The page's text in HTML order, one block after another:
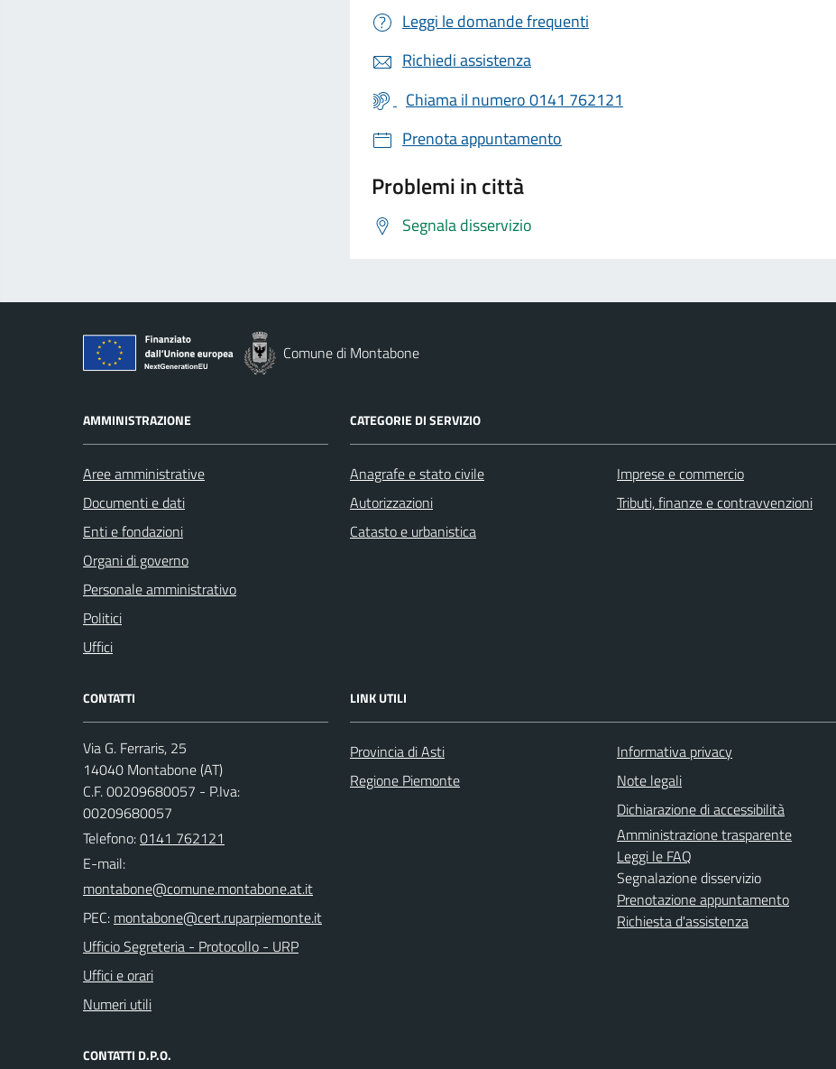
Leggi le domande frequenti
Richiedi assistenza
Chiama il numero 0141 762121
Prenota appuntamento
Problemi in città
Segnala disservizio
Comune di Montabone
AMMINISTRAZIONE
Aree amministrative
Documenti e dati
Enti e fondazioni
Organi di governo
Personale amministrativo
Politici
Uffici
CATEGORIE DI SERVIZIO
Anagrafe e stato civile
Autorizzazioni
Catasto e urbanistica
Imprese e commercio
Tributi, finanze e contravvenzioni
CONTATTI
Via G. Ferraris, 25
14040 Montabone (AT)
C.F. 00209680057 - P.Iva:
00209680057
Telefono:0141 762121
E-mail:
PEC:
Ufficio Segreteria - Protocollo - URP
Uffici e orari
Numeri utili
CONTATTI D.P.O.
LINK UTILI
Provincia di Asti
Regione Piemonte
Informativa privacy
Note legali
Dichiarazione di accessibilità
Amministrazione trasparente
Leggi le FAQ
Segnalazione disservizio
Prenotazione appuntamento
Richiesta d'assistenza